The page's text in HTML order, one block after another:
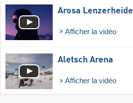
Arosa Lenzerheide
Afficher la vidéo
Aletsch Arena
Afficher la vidéo